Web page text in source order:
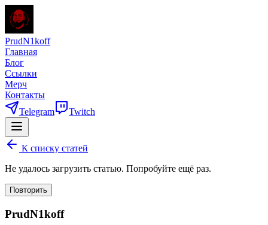
PrudN1koff
Главная
Блог
Ссылки
Мерч
Контакты
Telegram
Twitch
К списку статей
Не удалось загрузить статью. Попробуйте ещё раз.
Повторить
PrudN1koff